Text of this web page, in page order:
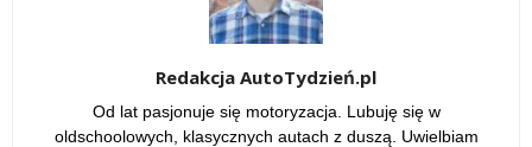
Redakcja AutoTydzień.pl
Od lat pasjonuje się motoryzacja. Lubuję się w
oldschoolowych, klasycznych autach z duszą. Uwielbiam